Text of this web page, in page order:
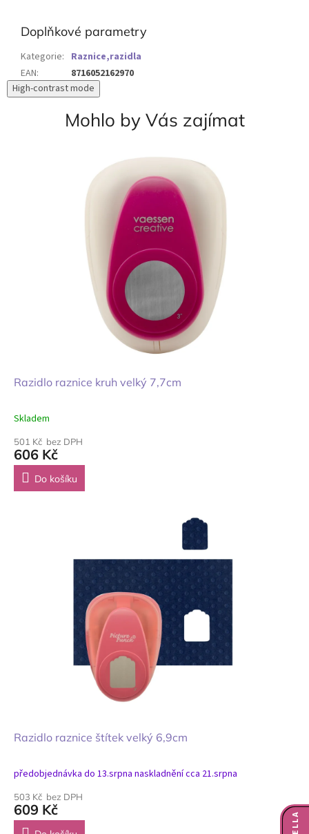
Doplňkové parametry
Kategorie: Raznice,razidla
EAN:
8716052162970
High-contrast mode
Mohlo by Vás zajímat
Razidlo raznice kruh velký 7,7cm
Skladem
501 Kč bez DPH
606 Kč
Do košíku
Razidlo raznice štítek velký 6,9cm
předobjednávka do 13.srpna naskladnění cca 21.srpna
503 Kč bez DPH
609 Kč